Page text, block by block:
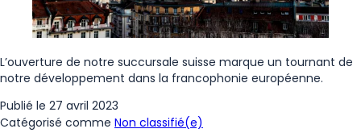
L’ouverture de notre succursale suisse marque un tournant de
notre développement dans la francophonie européenne.
Publié le 27 avril 2023
Catégorisé comme Non classifié(e)